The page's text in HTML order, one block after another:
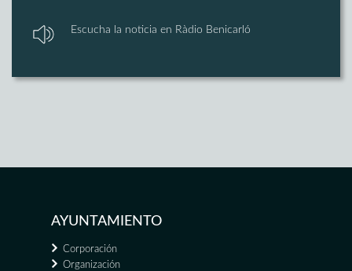
Escucha la noticia en Ràdio Benicarló
AYUNTAMIENTO
Corporación
Organización